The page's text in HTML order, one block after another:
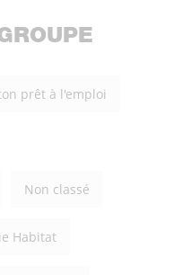
prêt à l'emploi
Non classé
Habitat